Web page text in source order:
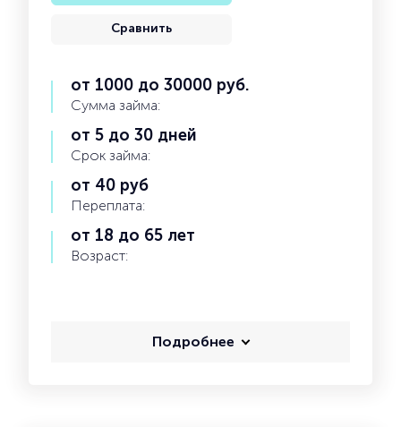
Сравнить
от 1000 до 30000 руб.
Сумма займа:
от 5 до 30 дней
Срок займа:
от 40 руб
Переплата:
от 18 до 65 лет
Возраст:
Подробнее